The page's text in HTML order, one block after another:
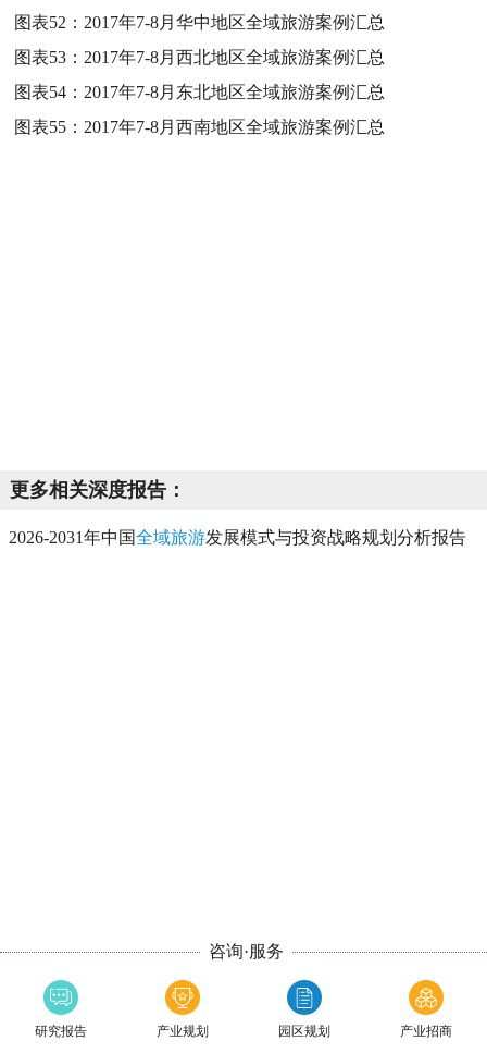
图表52： 2017年7-8月华中地区全域旅游案例汇总
图表53： 2017年7-8月西北地区全域旅游案例汇总
图表54： 2017年7-8月东北地区全域旅游案例汇总
图表55： 2017年7-8月西南地区全域旅游案例汇总
更多相关深度报告：
2026-2031年中国全域旅游发展模式与投资战略规划分析报告
咨询·服务
研究报告 产业规划 园区规划 产业招商